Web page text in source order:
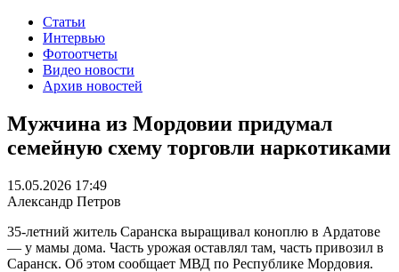
Статьи
Интервью
Фотоотчеты
Видео новости
Архив новостей
Мужчина из Мордовии придумал
семейную схему торговли наркотиками
15.05.2026 17:49
Александр Петров
35-летний житель Саранска выращивал коноплю в Ардатове
— у мамы дома. Часть урожая оставлял там, часть привозил в
Саранск. Об этом сообщает МВД по Республике Мордовия.